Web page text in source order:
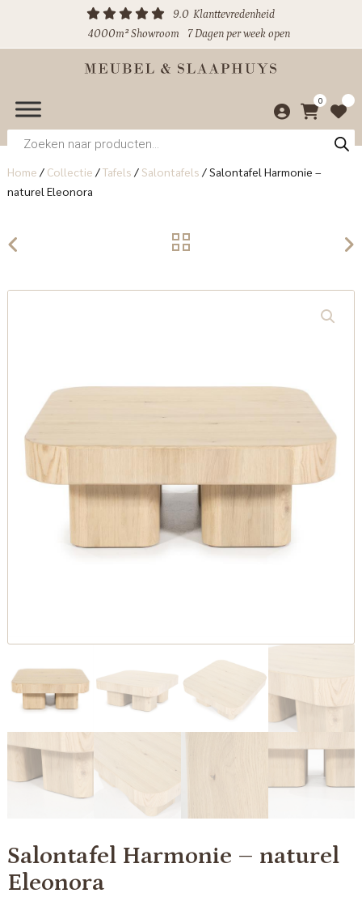
9.0 Klanttevredenheid
4000m² Showroom
7 Dagen per week open
0
Producten
zoeken
Home / Collectie /Tafels / Salontafels /Salontafel Harmonie –
naturel Eleonora
Salontafel Harmonie – naturel
Eleonora